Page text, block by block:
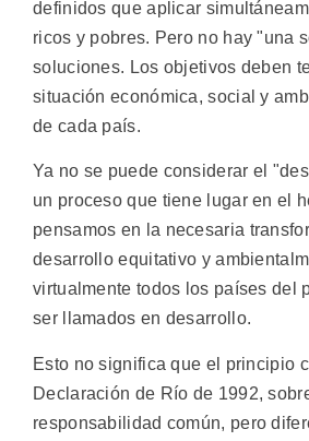
definidos que aplicar
ricos y pobres. Pero no hay "una
soluciones. Los objetivos deben
situación económica, social y
de cada país.
Ya no se puede considerar el
un proceso que tiene lugar en el
pensamos en la necesaria
desarrollo equitativo y
virtualmente todos los países del
ser llamados en desarrollo.
Esto no significa que el principio
Declaración de Río de 1992,
responsabilidad común, pero